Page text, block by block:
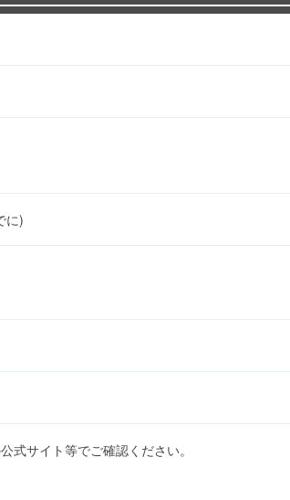
に)
式サイト等でご確認ください。